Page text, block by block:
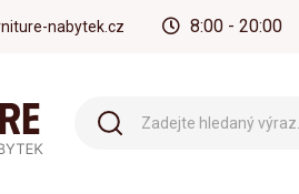
nabytek.cz 8:00 - 20:00